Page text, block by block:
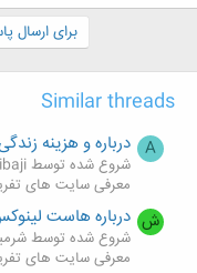
برای ارسال
Similar threads
A درباره و هزینه
شروع شده توسط azibaji
معرفی سایت های
ش درباره هاست
شروع شده توسط
معرفی سایت های